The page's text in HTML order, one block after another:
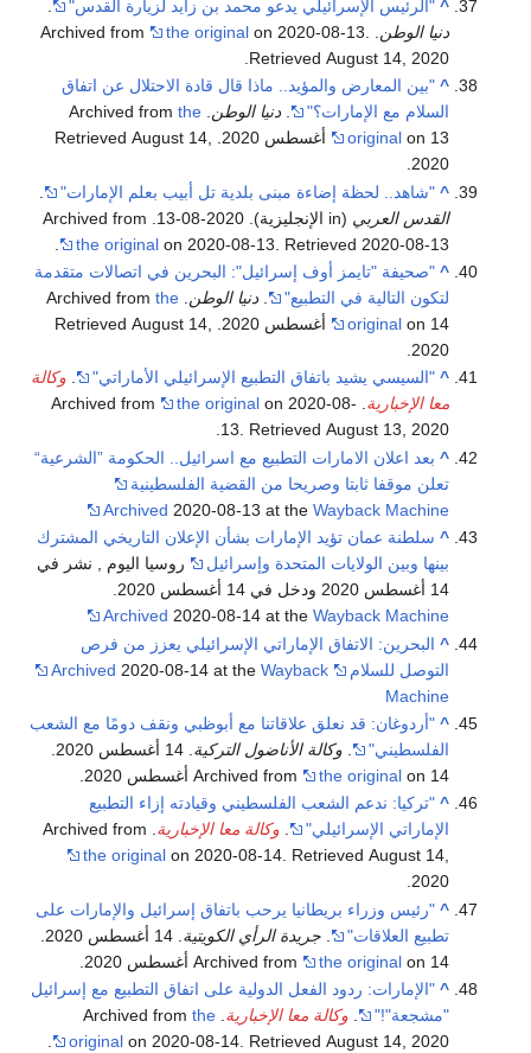
^ "الرئيس الإسرائيلي يدعو محمد بن زايد لزيارة القدس"
دنيا الوطن
the original on 2020-08-13
RetrievedAugust 14, 2020
^ "بين المعارض والمؤيد.. ماذا قال قادة الاحتلال عن اتفاق
السلام مع الإمارات؟"
دنيا الوطن the
original on 13 أغسطس 2020
August 14,
2020
^ "شاهد.. لحظة إضاءة مبنى بلدية تل أبيب بعلم الإمارات"
القدس العربي (in الإنجليزية). 2020-08-13. Archived from
the original on 2020-08-13 . Retrieved 2020-08-13
^ "صحيفة "تايمز أوف إسرائيل": البحرين في اتصالات متقدمة
لتكون التالية في التطبيع"
دنيا الوطن the
original on 14 أغسطس 2020
August 14,
2020
^ "السيسي يشيد باتفاق التطبيع الإسرائيلي الأماراتي" . وكالة
معا الإخبارية. Archived from
the original on 2020-08-
13. RetrievedAugust 13, 2020
.
^ بعد اعلان الامارات التطبيع مع اسرائيل.. الحكومة ”الشرعية“
تعلن موقفا ثابتا وصريحا من القضية الفلسطينية
Archived 2020-08-13 at theWayback Machine
^ سلطنة عمان تؤيد الإمارات بشأن الإعلان التاريخي المشترك
بينها وبين الولايات المتحدة وإسرائيل
روسيا اليوم , نشر في
14 أغسطس 2020 ودخل في 14 أغسطس 2020.
Archived 2020-08-14 at theWayback Machine
^ البحرين: الاتفاق الإماراتي الإسرائيلي يعزز من فرص
التوصل للسلام
Archived 2020-08-14 at theWayback
Machine
^ "أردوغان: قد نعلق علاقاتنا مع أبوظبي ونقف دومًا مع الشعب
الفلسطيني"
وكالة الأناضول التركية
Archived from
the original on 14 أغسطس 2020.
^ "تركيا: ندعم الشعب الفلسطيني وقيادته إزاء التطبيع
الإماراتي الإسرائيلي"
. وكالة معا الإخبارية. Archived from
the original on 2020-08-14. RetrievedAugust 14,
2020
.
^ "رئيس وزراء بريطانيا يرحب باتفاق إسرائيل والإمارات على
تطبيع العلاقات"
جريدة الرأي الكويتية
Archived from
the original on 14 أغسطس 2020.
^ "الإمارات: ردود الفعل الدولية على اتفاق التطبيع مع إسرائيل
"مشجعة"!"
وكالة معا الإخبارية the
original on 2020-08-14 . RetrievedAugust 14, 2020